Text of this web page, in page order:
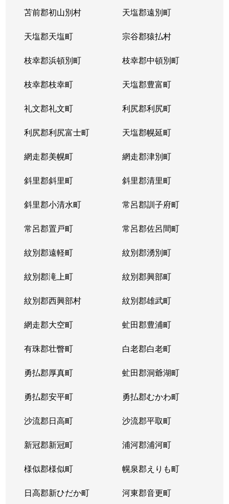
苫前郡初山別村 天塩郡遠別町
天塩郡天塩町 宗谷郡猿払村
枝幸郡浜頓別町 枝幸郡中頓別町
枝幸郡枝幸町 天塩郡豊富町
礼文郡礼文町 利尻郡利尻町
利尻郡利尻富士町 天塩郡幌延町
網走郡美幌町 網走郡津別町
斜里郡斜里町 斜里郡清里町
斜里郡小清水町 常呂郡訓子府町
常呂郡置戸町 常呂郡佐呂間町
紋別郡遠軽町 紋別郡湧別町
紋別郡滝上町 紋別郡興部町
紋別郡西興部村 紋別郡雄武町
網走郡大空町 虻田郡豊浦町
有珠郡壮瞥町 白老郡白老町
勇払郡厚真町 虻田郡洞爺湖町
勇払郡安平町 勇払郡むかわ町
沙流郡日高町 沙流郡平取町
新冠郡新冠町 浦河郡浦河町
様似郡様似町 幌泉郡えりも町
日高郡新ひだか町 河東郡音更町